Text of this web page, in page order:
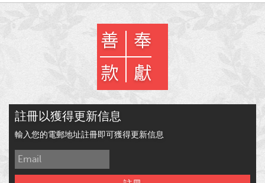
註冊以獲得更新信息
輸入您的電郵地址註冊即可獲得更新信息